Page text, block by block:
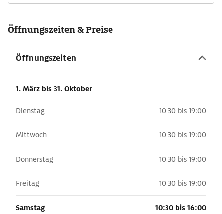
Öffnungszeiten & Preise
Öffnungszeiten
1. März bis 31. Oktober
Dienstag 10:30 bis 19:00
Mittwoch 10:30 bis 19:00
Donnerstag 10:30 bis 19:00
Freitag 10:30 bis 19:00
Samstag 10:30 bis 16:00